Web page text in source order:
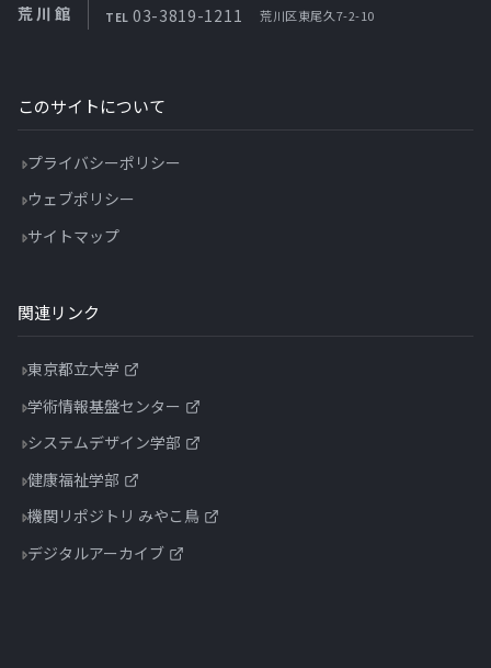
荒川館 TEL 03-3819-1211 荒川区東尾久7-2-10
このサイトについて
プライバシーポリシー
ウェブポリシー
サイトマップ
関連リンク
東京都立大学
学術情報基盤センター
システムデザイン学部
健康福祉学部
機関リポジトリ みやこ鳥
デジタルアーカイブ